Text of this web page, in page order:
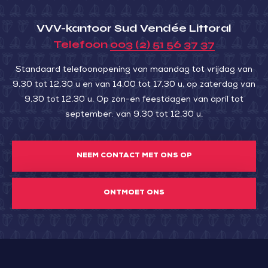
VVV-kantoor Sud Vendée Littoral
Telefoon 003 (2) 51 56 37 37
Standaard telefoonopening van maandag tot vrijdag van
9.30 tot 12.30 u en van 14.00 tot 17.30 u, op zaterdag van
9.30 tot 12.30 u. Op zon-en feestdagen van april tot
september: van 9.30 tot 12.30 u.
NEEM CONTACT MET ONS OP
ONTMOET ONS